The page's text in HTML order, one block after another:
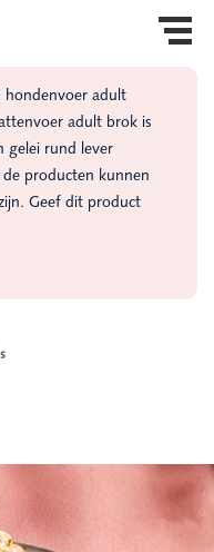
hondenvoer adult
adult brok is
gelei rund lever
producten kunnen
Geef dit product